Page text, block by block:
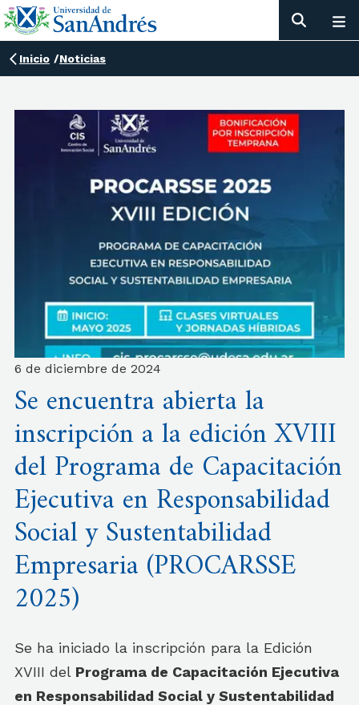
Inicio /Noticias
6 de diciembre de 2024
Se encuentra abierta la
inscripción a la edición XVIII
del Programa de Capacitación
Ejecutiva en Responsabilidad
Social y Sustentabilidad
Empresaria (PROCARSSE
2025)
Se ha iniciado la inscripción para la Edición
XVIII del Programa de Capacitación Ejecutiva
en Responsabilidad Social y Sustentabilidad